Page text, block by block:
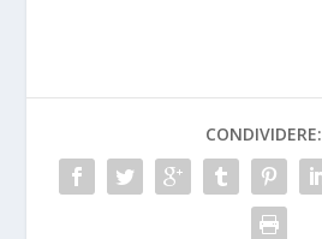
CONDIVIDERE: